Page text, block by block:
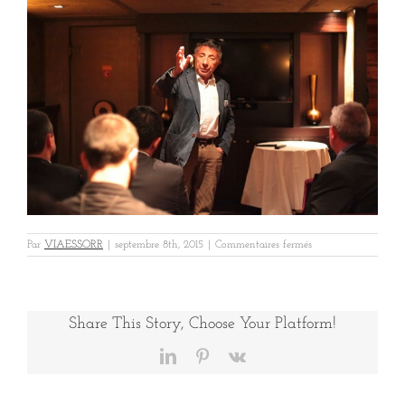
Par VIAESSORR septembre 8th, 2015 Commentaires ferméssur
Share This Story, Choose Your Platform!
LinkedInPinterest
Vk